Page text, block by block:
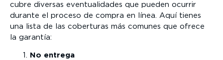
cubre diversas eventualidades que pueden ocurrir
durante el proceso de compra en línea. Aquí tienes
una lista de las coberturas más comunes que ofrece
la garantía:
No entrega